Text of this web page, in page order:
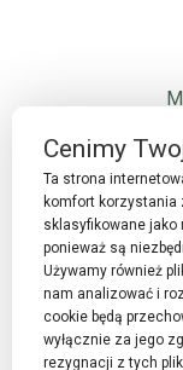
Cenimy
Ta strona
komfort korzystania
sklasyfikowane jako
ponieważ są
Używamy również
nam analizować i
cookie będą
wyłącznie za jego
rezygnacji z tych